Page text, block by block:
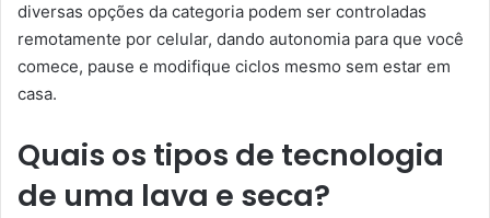
diversas opções da categoria podem ser controladas
remotamente por celular, dando autonomia para que você
comece, pause e modifique ciclos mesmo sem estar em
casa.
Quais os tipos de tecnologia
de uma lava e seca?